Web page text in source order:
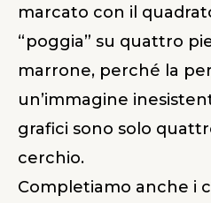
marcato con il
“poggia” su quattro
marrone, perché la
un’immagine
grafici sono solo
cerchio.
Completiamo anche i